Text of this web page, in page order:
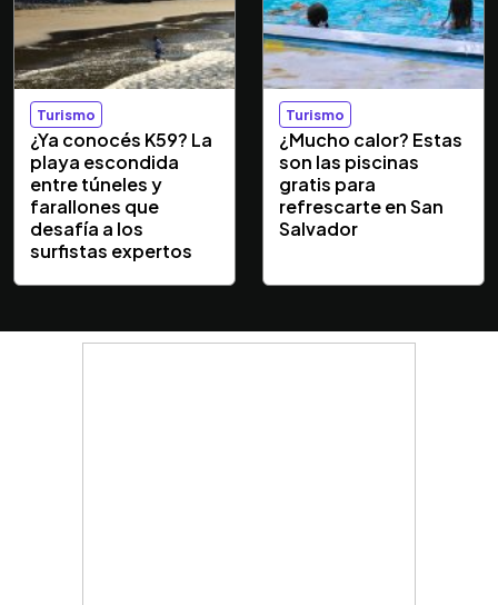
Turismo
¿Ya conocés K59? La
playa escondida
entre túneles y
farallones que
desafía a los
surfistas expertos
Turismo
¿Mucho calor? Estas
son las piscinas
gratis para
refrescarte en San
Salvador